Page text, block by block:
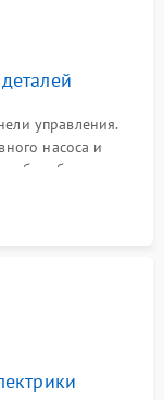
управления.
насоса и
барабана и
на разрывы.